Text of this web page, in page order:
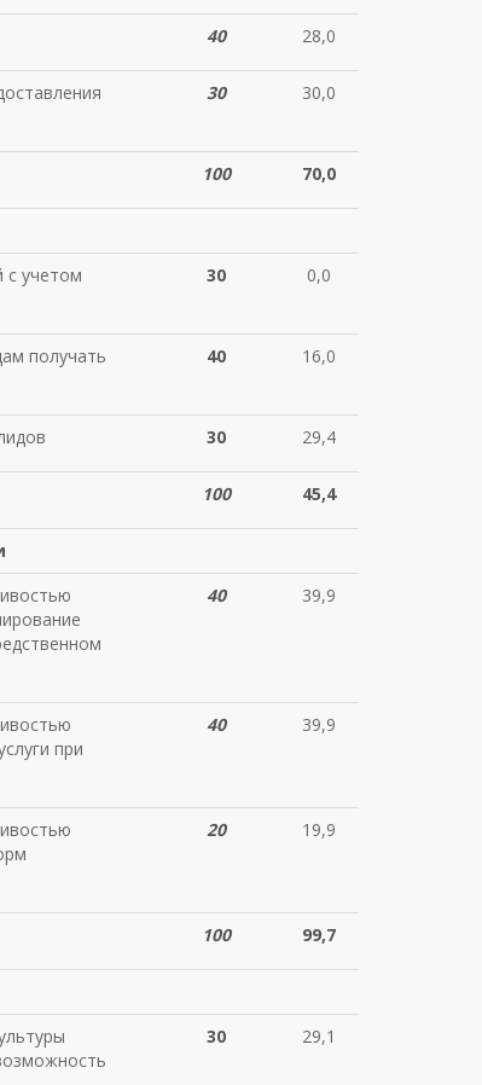
40 28,0
30 30,0
100 70,0
с учетом
30 0,0
получать
40 16,0
30 29,4
100 45,4
40 39,9
при
40 39,9
20 19,9
100 99,7
30 29,1